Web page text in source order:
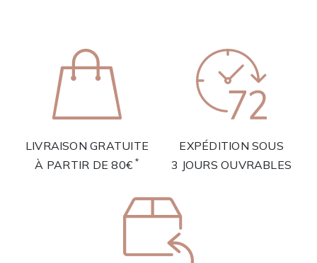
LIVRAISON GRATUITE
À PARTIR DE 80€ *
EXPÉDITION SOUS
3 JOURS OUVRABLES